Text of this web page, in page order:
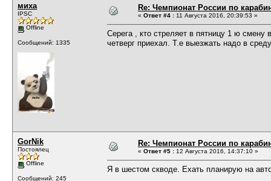
миха
IPSC
Offline
Сообщений: 1335
Re: Чемпионат России по
« Ответ #4 : 11 Августа 2016, 20:39:53 »
Серега , кто стреляет в пятницу 1 ю смену
четверг приехал. Т.е выезжать надо в
GorNik
Постоялец
Offline
Сообщений: 245
Re: Чемпионат России по
« Ответ #5 : 12 Августа 2016, 14:37:10 »
Я в шестом скводе. Ехать планирую на